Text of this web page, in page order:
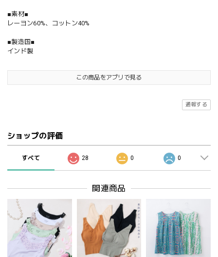
■素材■
レーヨン60%、コットン40%
■製造国■
インド製
この商品をアプリで見る
通報する
ショップの評価
すべて 28 0 0
関連商品